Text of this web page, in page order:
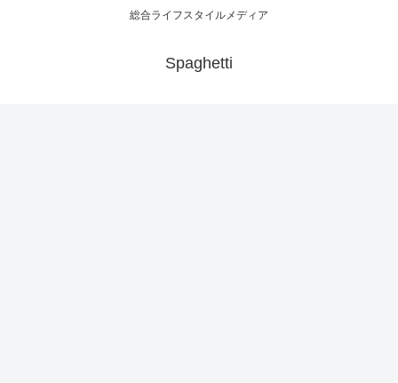
総合ライフスタイルメディア
Spaghetti